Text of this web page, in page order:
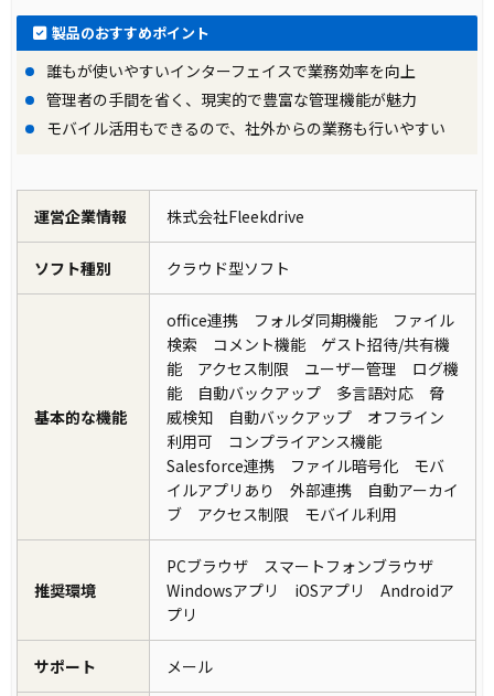
製品のおすすめポイント
誰もが使いやすいインターフェイスで業務効率を向上
管理者の手間を省く、現実的で豊富な管理機能が魅力
モバイル活用もできるので、社外からの業務も行いやすい
運営企業情報 株式会社Fleekdrive
ソフト種別 クラウド型ソフト
基本的な機能
office連携 フォルダ同期機能 ファイル
検索 コメント機能 ゲスト招待/共有機
能 アクセス制限 ユーザー管理 ログ機
能 自動バックアップ 多言語対応 脅
威検知 自動バックアップ オフライン
利用可 コンプライアンス機能
Salesforce連携 ファイル暗号化 モバ
イルアプリあり 外部連携 自動アーカイ
ブ アクセス制限 モバイル利用
推奨環境
PCブラウザ スマートフォンブラウザ
Windowsアプリ iOSアプリ Androidア
プリ
サポート メール